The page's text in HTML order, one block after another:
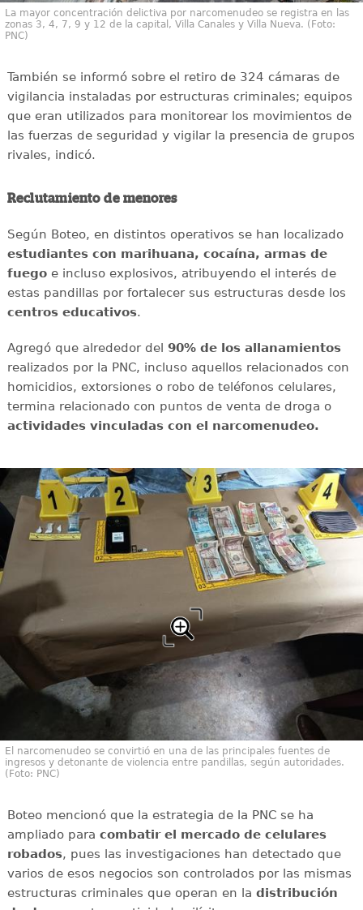
La mayor concentración delictiva por narcomenudeo se registra en las
zonas 3, 4, 7, 9 y 12 de la capital, Villa Canales y Villa Nueva. (Foto:
PNC)
También se informó sobre el retiro de 324 cámaras de
vigilancia instaladas por estructuras criminales; equipos
que eran utilizados para monitorear los movimientos de
las fuerzas de seguridad y vigilar la presencia de grupos
rivales, indicó.
Reclutamiento de menores
Según Boteo, en distintos operativos se han localizado
estudiantes con marihuana, cocaína, armas de
fuegoe incluso explosivos, atribuyendo el interés de
estas pandillas por fortalecer sus estructuras desde los
centros educativos.
Agregó que alrededor del 90% de los allanamientos
realizados por la PNC, incluso aquellos relacionados con
homicidios, extorsiones o robo de teléfonos celulares,
termina relacionado con puntos de venta de droga o
actividades vinculadas con el narcomenudeo.
El narcomenudeo se convirtió en una de las principales fuentes de
ingresos y detonante de violencia entre pandillas, según autoridades.
(Foto: PNC)
Boteo mencionó que la estrategia de la PNC se ha
ampliado para combatir el mercado de celulares
robados, pues las investigaciones han detectado que
varios de esos negocios son controlados por las mismas
estructuras criminales que operan en la distribución